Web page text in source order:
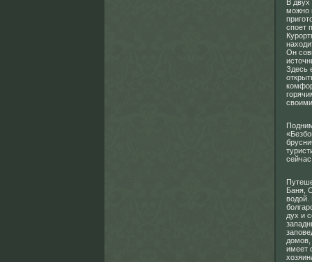
В двух
можно
споет
Он
Здесь
Баня,
водой.
дух и
домов,
имеет